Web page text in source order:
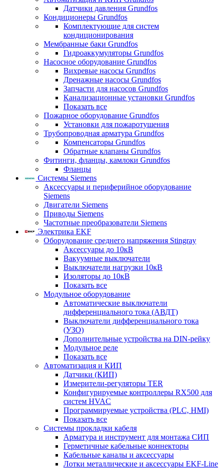
Датчики давления Grundfos
Кондиционеры Grundfos
Комплектующие для систем
кондиционирования
Мембранные баки Grundfos
Гидроаккумуляторы Grundfos
Насосное оборудование Grundfos
Вихревые насосы Grundfos
Дренажные насосы Grundfos
Запчасти для насосов Grundfos
Канализационные установки Grundfos
Показать все
Пожарное оборудование Grundfos
Установки для пожаротушения
Трубопроводная арматура Grundfos
Компенсаторы Grundfos
Обратные клапаны Grundfos
Фитинги, фланцы, камлоки Grundfos
Фланцы
Системы Siemens
Аксессуары и периферийное оборудование
Siemens
Двигатели Siemens
Приводы Siemens
Частотные преобразователи Siemens
Электрика EKF
Оборудование среднего напряжения Stingray
Аксессуары до 10кВ
Вакуумные выключатели
Выключатели нагрузки 10кВ
Изоляторы до 10кВ
Показать все
Модульное оборудование
Автоматические выключатели
дифференциального тока (АВДТ)
Выключатели дифференциального тока
(УЗО)
Дополнительные устройства на DIN-рейку
Модульное реле
Показать все
Автоматизация и КИП
Датчики (КИП)
Измерители-регуляторы TER
Конфигурируемые контроллеры RX500 для
систем HVAC
Программируемые устройства (PLC, HMI)
Показать все
Системы прокладки кабеля
Арматура и инструмент для монтажа СИП
Герметичные кабельные коннекторы
Кабельные каналы и аксессуары
Лотки металлические и аксессуары EKF-Line